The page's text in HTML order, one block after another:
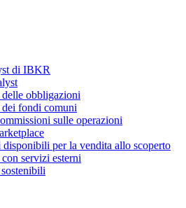
di IBKR
obbligazioni
fondi comuni
sulle operazioni
per la vendita allo scoperto
servizi esterni